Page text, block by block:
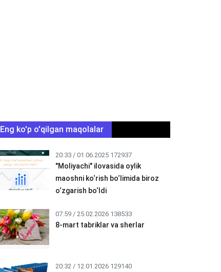
Eng ko'p o'qilgan maqolalar
20:33 / 01.06.2025 172937
"Moliyachi" ilovasida oylik
maoshni ko‘rish bo‘limida biroz
o‘zgarish bo‘ldi
07:59 / 25.02.2026 138533
8-mart tabriklar va sherlar
20:32 / 12.01.2026 129140